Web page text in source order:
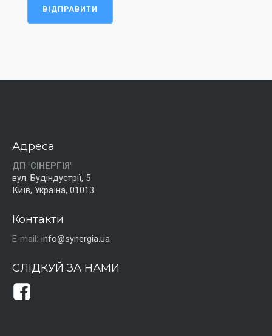
ВІДПРАВИТИ
Адреса
ДП "СІНЕРГІЯ"
вул. Будіндустрії, 5
Київ, Україна, 01013
Контакти
E-mail: info@synergia.ua
СЛІДКУЙ ЗА НАМИ